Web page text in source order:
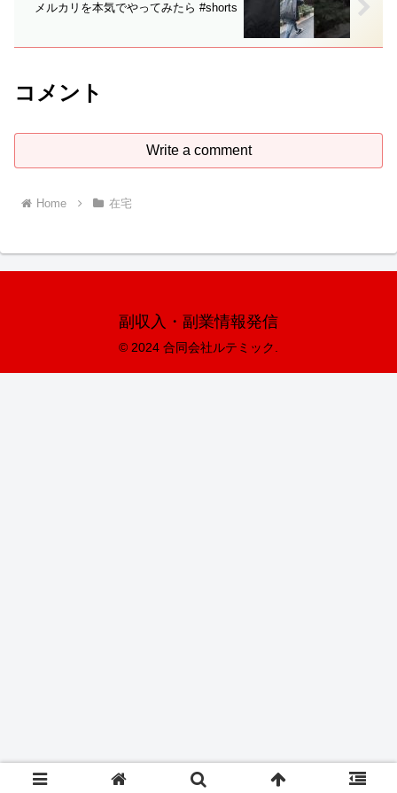
メルカリを本気でやってみたら #shorts
コメント
Write a comment
Home 在宅
副収入・副業情報発信
© 2024 合同会社ルテミック.